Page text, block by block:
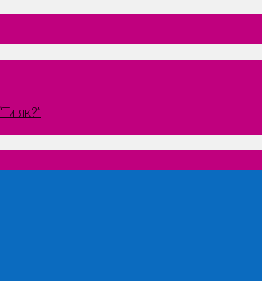
як?”